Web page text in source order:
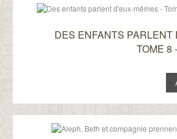
DES ENFANTS PARLENT
TOME 8